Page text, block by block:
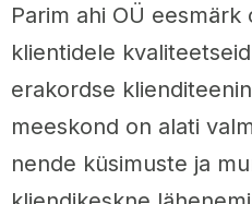
Parim ahi OÜ eesmärk
klientidele
erakordse
meeskond on alati
nende küsimuste ja